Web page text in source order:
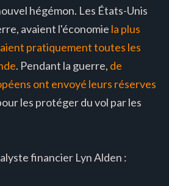
hégémon. Les États-Unis
avaient l'économie la plus
pratiquement toutes les
. Pendant la guerre, de
ont envoyé leurs réserves
les protéger du vol par les
financier Lyn Alden :